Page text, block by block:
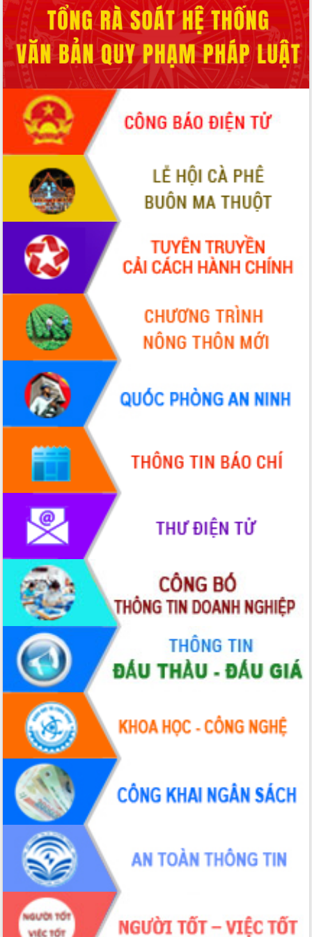
Thứ trưởng Bộ Y tế làm việc với tỉnh
Đắk Lắk về phát triển nhân lực y tế
cho trạm y tế cấp xã
Du lịch Đắk Lắk nâng tầm trải nghiệm
du khách thông qua Hệ thống cơ sở dữ
liệu và Bản đồ số
Tập huấn ứng dụng trí tuệ nhân tạo (AI)
trong thương mại điện tử năm 2026
Đoàn đại biểu Quốc hội tỉnh Đắk Lắk
trao đổi thông tin trước Kỳ họp thứ
nhất, Quốc hội khóa XVI
Quyết liệt cải cách hành chính, khơi
thông nguồn lực phát triển
Nâng cao hiệu lực, hiệu quả HĐND
tỉnh thông qua hiện đại hóa hành chính
Xã Ea Phê gắn cải cách hành chính với
chuyển đổi số
Phó Chủ tịch Thường trực UBND tỉnh
Hồ Thị Nguyên Thảo làm việc tại Trung
tâm Phục vụ hành chính công xã Ea
Xây dựng nền hành chính số đồng
hành cùng nông dân dân, doanh nghiệp
Giai đoạn 2026-2030, Đắk Lắk phấn
đấu có 77% xã đạt chuẩn nông thôn
mới
Chuyển đổi số 'mở đường' cho nông
nghiệp Đắk Lắk tăng trưởng bứt phá
Triển khai đồng bộ đo đạc, lập hồ sơ
địa chính, hoàn thiện cơ sở dữ liệu đất
Ứng dụng sinh trắc học - Bước tiến
trong hành trình chuyển đổi số tại Đắk
Đắk Lắk nâng cao hiệu quả công tác
Đảng từ Sổ tay đảng viên điện tử
Đắk Lắk đẩy mạnh nuôi biển công
nghệ, hướng tới phát triển thủy sản
bền vững
Tập huấn nâng cao năng lực triển khai
chuyển đổi số cho cán bộ, công chức
cấp xã
Đắk Lắk phát động hưởng ứng Ngày
Quyền của người tiêu dùng Việt Nam
2026
Đẩy mạnh cải cách hành chính, quyết
tâm đạt được mục tiêu tăng trưởng
hai con số trong năm 2026
Tổ chức trang trọng Lễ hội Đền thờ
Lương Văn Chánh năm 2026
Phó Bí thư Tỉnh ủy Đắk Lắk Đỗ Hữu
Huy giữ chức Bí thư Đảng ủy Ủy Ban
Nhân dân tỉnh
Bệnh án điện tử thúc đẩy chuyển đổi
số y tế tại Đắk Lắk
Chuyển đổi số thư viện: Mở rộng
không gian tri thức trong thời đại số
Đánh giá, rút kinh nghiệm công tác tổ
chức diễn tập trước ngày bầu cử
Chương trình “Gặp gỡ hữu nghị –
Friendship Meeting New Year 2026”